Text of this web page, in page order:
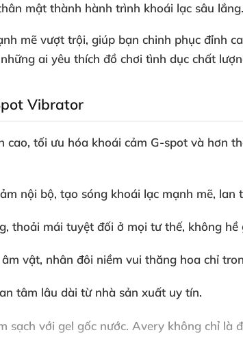
mật thành hành trình khoái lạc sâu
mẽ vượt trội, giúp bạn chinh phục đỉnh
ai yêu thích đồ chơi tình dục chất
Vibrator
tối ưu hóa khoái cảm G-spot và hơn
nội bộ, tạo sóng khoái lạc mạnh mẽ, lan
thoải mái tuyệt đối ở mọi tư thế, không hề
vật, nhân đôi niềm vui thăng hoa chỉ
tâm lâu dài từ nhà sản xuất uy tín.
với gel gốc nước. Avery không chỉ là